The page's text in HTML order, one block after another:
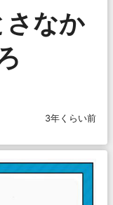
さなか
3年くらい前